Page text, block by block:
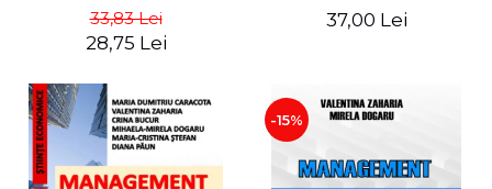
33,83 Lei
28,75 Lei
37,00 Lei
-15%